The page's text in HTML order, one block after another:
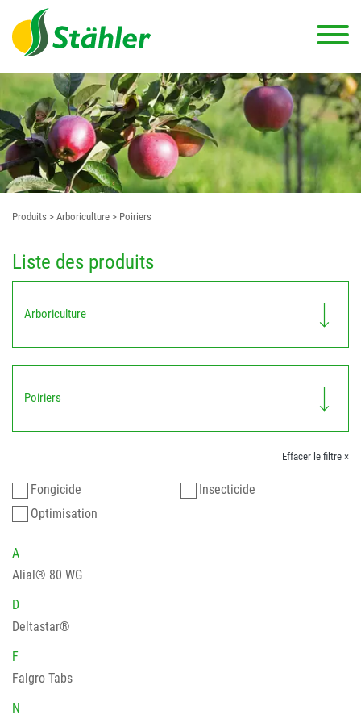
Produits > Arboriculture > Poiriers
Liste des produits
Arboriculture
Poiriers
Effacer le filtre ×
Fongicide
Insecticide
Optimisation
A
Alial® 80 WG
D
Deltastar®
F
Falgro Tabs
N